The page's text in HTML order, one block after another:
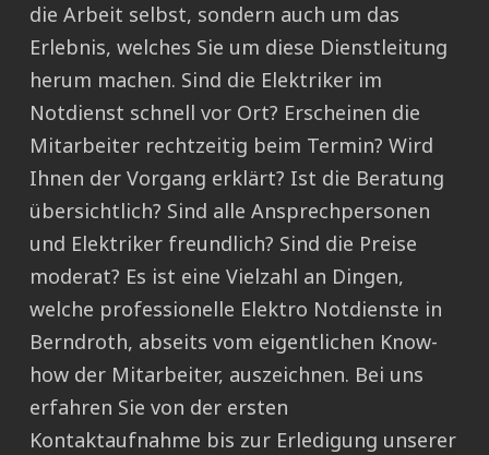
die Arbeit selbst, sondern auch um das
Erlebnis, welches Sie um diese Dienstleitung
herum machen. Sind die Elektriker im
Notdienst schnell vor Ort? Erscheinen die
Mitarbeiter rechtzeitig beim Termin? Wird
Ihnen der Vorgang erklärt? Ist die Beratung
übersichtlich? Sind alle Ansprechpersonen
und Elektriker freundlich? Sind die Preise
moderat? Es ist eine Vielzahl an Dingen,
welche professionelle Elektro Notdienste in
Berndroth, abseits vom eigentlichen Know-
how der Mitarbeiter, auszeichnen. Bei uns
erfahren Sie von der ersten
Kontaktaufnahme bis zur Erledigung unserer